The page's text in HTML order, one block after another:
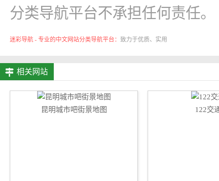
分类导航平台不承担任何责任。
迷彩导航 - 专业的中文网站分类导航平台： 致力于优质、实用
相关网站
昆明城市吧街景地图 122交